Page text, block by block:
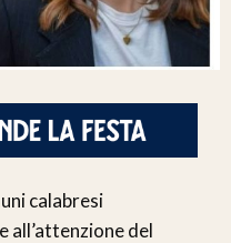
calabresi
all’attenzione del